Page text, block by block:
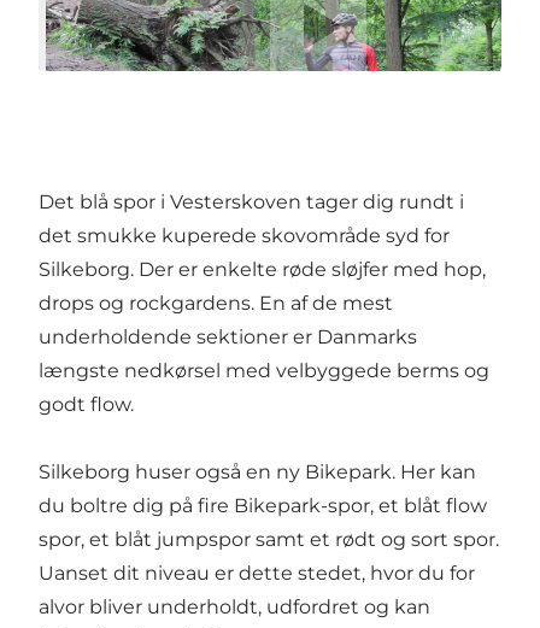
Det blå spor i Vesterskoven tager dig rundt i
det smukke kuperede skovområde syd for
Silkeborg. Der er enkelte røde sløjfer med hop,
drops og rockgardens. En af de mest
underholdende sektioner er Danmarks
længste nedkørsel med velbyggede berms og
godt flow.
Silkeborg huser også en ny Bikepark. Her kan
du boltre dig på fire Bikepark-spor, et blåt flow
spor, et blåt jumpspor samt et rødt og sort spor.
Uanset dit niveau er dette stedet, hvor du for
alvor bliver underholdt, udfordret og kan